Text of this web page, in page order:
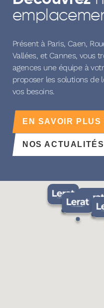
Présent à Paris, Caen,
Vallées, et Cannes, vous
agences une équipe à
proposer les solutions de
vos besoins.
EN SAVOIR PLUS
NOS ACTUALITÉS